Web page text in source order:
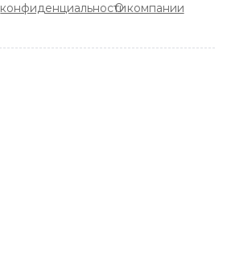
конфиденциальностиО компании